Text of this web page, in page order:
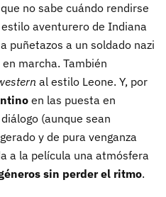
no sabe cuándo rendirse
aventurero de Indiana
puñetazos a un soldado nazi
marcha. También
al estilo Leone. Y, por
en las puesta en
(aunque sean
y de pura venganza
a la película una atmósfera
sin perder el ritmo.